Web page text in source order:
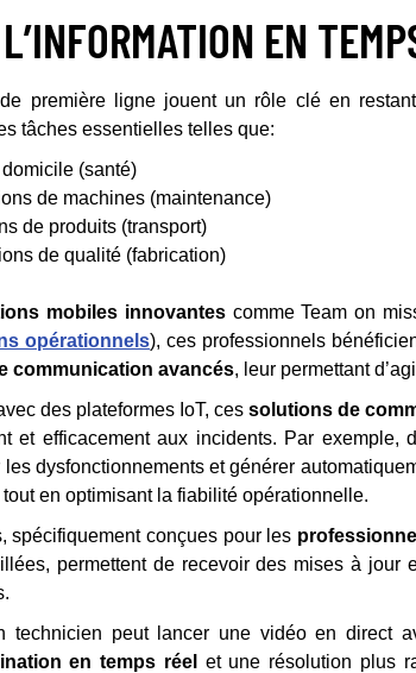
EN
première ligne jouent un rôle clé en
tâches essentielles telles que:
domicile (santé)
de machines (maintenance)
de produits (transport)
de qualité (fabrication)
mobiles innovantescomme Team on
opérationnels), ces professionnels
communication avancés, leur permettant
des plateformes IoT, ces solutions de
et efficacement aux incidents. Par exemple,
les dysfonctionnements et générer
tout en optimisant la fiabilité opérationnelle.
spécifiquement conçues pour les
permettent de recevoir des mises à
technicien peut lancer une vidéo en direct
en temps réel et une résolution plus